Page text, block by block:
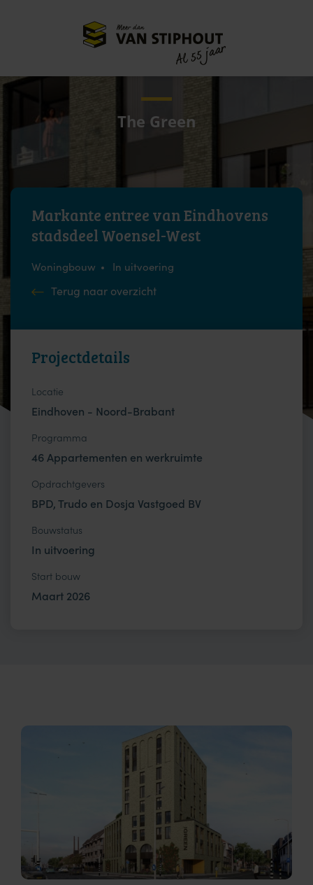
Meer dan
Al 55 jaar
The Green
Markante entree van Eindhovens
stadsdeel Woensel-West
Woningbouw In uitvoering
Terug naar overzicht
Projectdetails
Locatie
Eindhoven - Noord-Brabant
Programma
46 Appartementen en werkruimte
Opdrachtgevers
BPD, Trudo en Dosja Vastgoed BV
Bouwstatus
In uitvoering
Start bouw
Maart 2026